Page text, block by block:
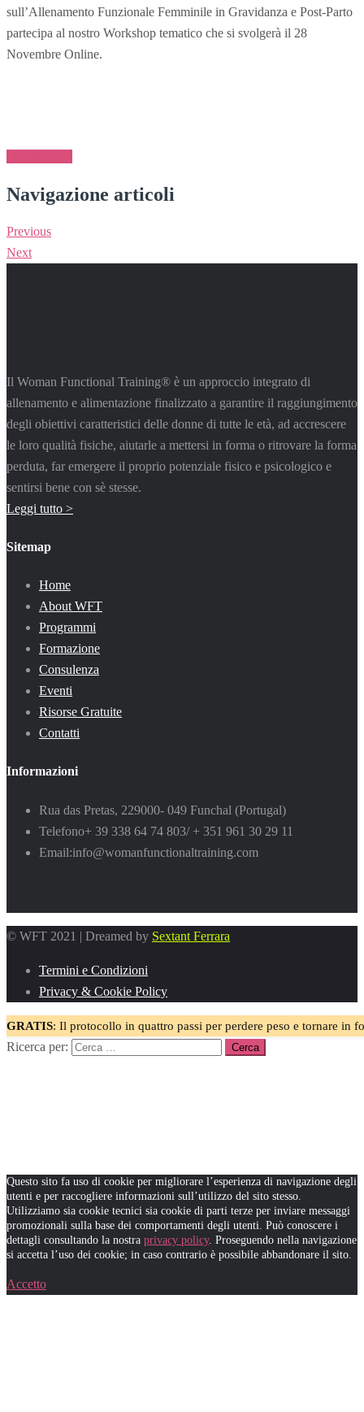
sull’Allenamento Funzionale Femminile in Gravidanza e Post-Parto
partecipa al nostro Workshop tematico che si svolgerà il 28
Novembre Online.
Navigazione articoli
Previous
Next
Il Woman Functional Training® è un approccio integrato di
allenamento e alimentazione finalizzato a garantire il raggiungimento
degli obiettivi caratteristici delle donne di tutte le età, ad accrescere
le loro qualità fisiche, aiutarle a mettersi in forma o ritrovare la forma
perduta, far emergere il proprio potenziale fisico e psicologico e
sentirsi bene con sè stesse.
Leggi tutto >
Sitemap
Home
About WFT
Programmi
Formazione
Consulenza
Eventi
Risorse Gratuite
Contatti
Informazioni
Rua das Pretas, 229000- 049 Funchal (Portugal)
Telefono+ 39 338 64 74 803/ + 351 961 30 29 11
Email:info@womanfunctionaltraining.com
© WFT 2021 | Dreamed by Sextant Ferrara
Termini e Condizioni
Privacy & Cookie Policy
GRATIS: Il protocollo in quattro passi per perdere peso e tornare in
Ricerca per:
Questo sito fa uso di cookie per migliorare l’esperienza di navigazione degli
utenti e per raccogliere informazioni sull’utilizzo del sito stesso.
Utilizziamo sia cookie tecnici sia cookie di parti terze per inviare messaggi
promozionali sulla base dei comportamenti degli utenti. Può conoscere i
dettagli consultando la nostra privacy policy. Proseguendo nella navigazione
si accetta l’uso dei cookie; in caso contrario è possibile abbandonare il sito.
Accetto